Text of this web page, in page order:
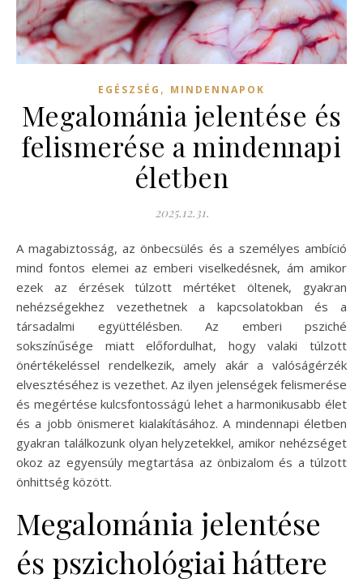
EGÉSZSÉG , MINDENNAPOK
Megalománia jelentése és
felismerése a mindennapi
életben
2025.12.31.
A magabiztosság, az önbecsülés és a személyes ambíció
mind fontos elemei az emberi viselkedésnek, ám amikor
ezek az érzések túlzott mértéket öltenek, gyakran
nehézségekhez vezethetnek a kapcsolatokban és a
társadalmi együttélésben. Az emberi psziché
sokszínűsége miatt előfordulhat, hogy valaki túlzott
önértékeléssel rendelkezik, amely akár a valóságérzék
elvesztéséhez is vezethet. Az ilyen jelenségek felismerése
és megértése kulcsfontosságú lehet a harmonikusabb élet
és a jobb önismeret kialakításához. A mindennapi életben
gyakran találkozunk olyan helyzetekkel, amikor nehézséget
okoz az egyensúly megtartása az önbizalom és a túlzott
önhittség között.
Megalománia jelentése
és pszichológiai háttere